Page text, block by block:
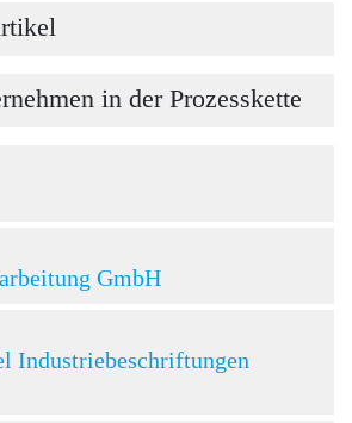
in der Prozesskette
GmbH
Industriebeschriftungen